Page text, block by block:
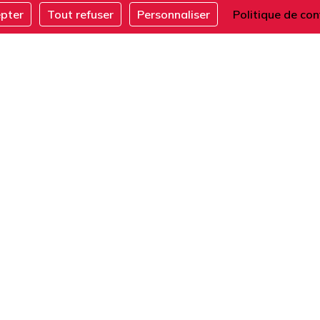
Tout refuser Personnaliser Politique de
française